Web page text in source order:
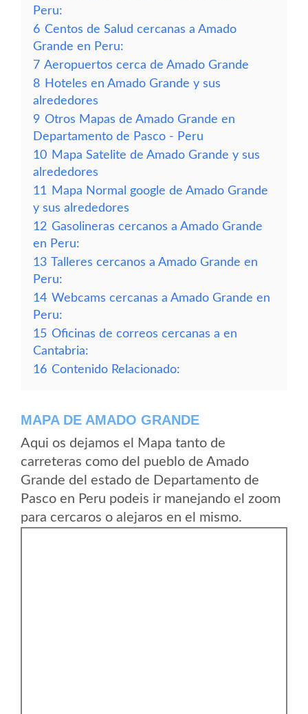
Peru:
6 Centos de Salud cercanas a Amado
Grande en Peru:
7 Aeropuertos cerca de Amado Grande
8 Hoteles en Amado Grande y sus
alrededores
9 Otros Mapas de Amado Grande en
Departamento de Pasco - Peru
10 Mapa Satelite de Amado Grande y sus
alrededores
11
Mapa Normal google de Amado Grande
y sus alrededores
12 Gasolineras cercanos a Amado Grande
en Peru:
13 Talleres cercanos a Amado Grande en
Peru:
14 Webcams cercanas a Amado Grande en
Peru:
15 Oficinas de correos cercanas a en
Cantabria:
16 Contenido Relacionado:
MAPA DE AMADO GRANDE
Aqui os dejamos el Mapa tanto de
carreteras como del pueblo de Amado
Grande del estado de Departamento de
Pasco en Peru podeis ir manejando el zoom
para cercaros o alejaros en el mismo.